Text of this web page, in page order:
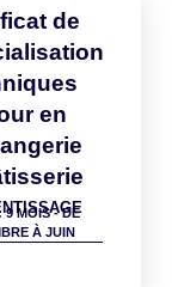
de
en
9 MOIS - DE
À JUIN